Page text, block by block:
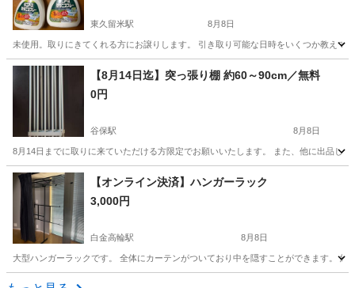
東久留米駅 8月8日
未使用。取りにきてくれる方にお譲りします。 引き取り可能な日時をいくつか教え
東京 東久留米市 東久留米駅 掃除用具
【8月14日迄】突っ張り棚 約60～90cm／無料
0円
谷保駅 8月8日
8月14日までに取りに来ていただける方限定でお願いいたします。 また、他に出品し
東京 国立市 谷保駅 その他
【オンライン決済】ハンガーラック
3,000円
白金高輪駅 8月8日
大型ハンガーラックです。 全体にカーテンがついており中を隠すことができます。
東京 港区